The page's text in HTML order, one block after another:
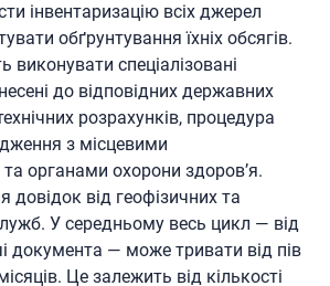
інвентаризацію всіх джерел
обґрунтування їхніх обсягів.
спеціалізовані
до відповідних державних
розрахунків, процедура
з місцевими
та органами охорони здоров’я.
від геофізичних та
У середньому весь цикл — від
документа — може тривати від пів
Це залежить від кількості